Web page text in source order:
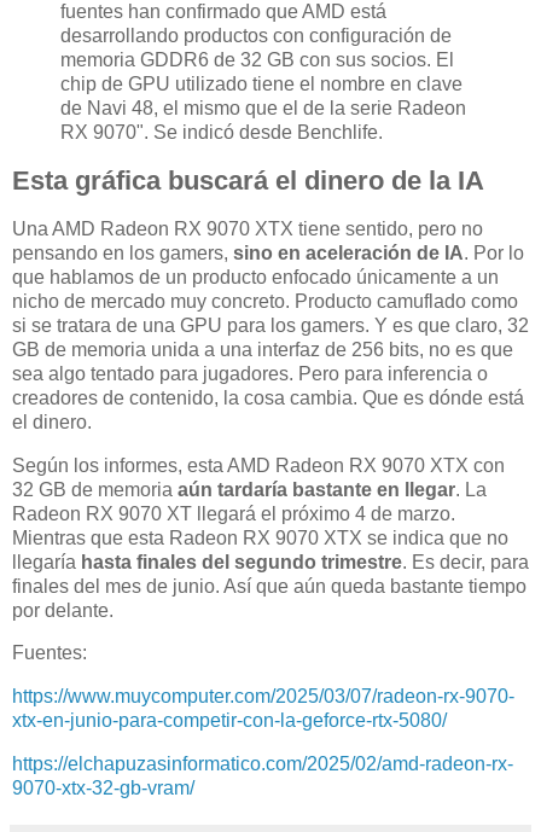
fuentes han confirmado que AMD está
desarrollando productos con configuración de
memoria GDDR6 de 32 GB con sus socios. El
chip de GPU utilizado tiene el nombre en clave
de Navi 48, el mismo que el de la serie Radeon
RX 9070". Se indicó desde Benchlife.
Esta gráfica buscará el dinero de la IA
Una AMD Radeon RX 9070 XTX tiene sentido, pero no
pensando en los gamers, sino en aceleración de IA. Por lo
que hablamos de un producto enfocado únicamente a un
nicho de mercado muy concreto. Producto camuflado como
si se tratara de una GPU para los gamers. Y es que claro, 32
GB de memoria unida a una interfaz de 256 bits, no es que
sea algo tentado para jugadores. Pero para inferencia o
creadores de contenido, la cosa cambia. Que es dónde está
el dinero.
Según los informes, esta AMD Radeon RX 9070 XTX con
32 GB de memoria aún tardaría bastante en llegar. La
Radeon RX 9070 XT llegará el próximo 4 de marzo.
Mientras que esta Radeon RX 9070 XTX se indica que no
llegaría hasta finales del segundo trimestre. Es decir, para
finales del mes de junio. Así que aún queda bastante tiempo
por delante.
Fuentes:
https://www.muycomputer.com/2025/03/07/radeon-rx-9070-
xtx-en-junio-para-competir-con-la-geforce-rtx-5080/
https://elchapuzasinformatico.com/2025/02/amd-radeon-rx-
9070-xtx-32-gb-vram/